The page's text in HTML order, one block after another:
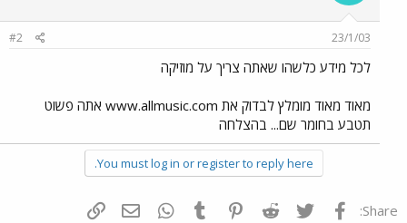
23/1/03
#2
לכל מידע כלשהו שאתה צריך על מוזיקה
מאוד מאוד מומלץ לבדוק את www.allmusic.com אתה פשוט
תטבע בחומר שם... בהצלחה
You must log in or register to reply here.
Share: פייסבוק Twitter
Reddit
Pinterest
Tumblr
WhatsAppדואר אלקטרוני